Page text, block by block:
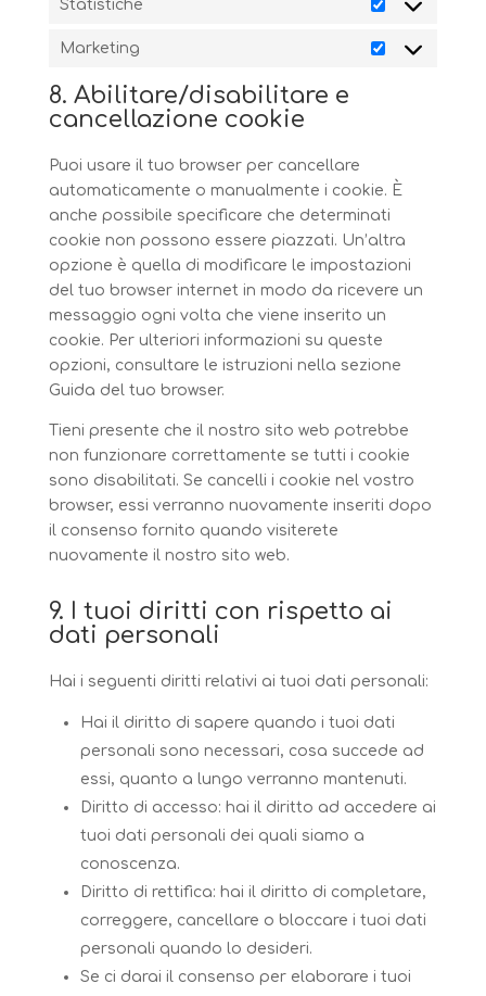
Statistiche
Statistiche
Marketing
Marketing
8. Abilitare/disabilitare e
cancellazione cookie
Puoi usare il tuo browser per cancellare
automaticamente o manualmente i cookie. È
anche possibile specificare che determinati
cookie non possono essere piazzati. Un’altra
opzione è quella di modificare le impostazioni
del tuo browser internet in modo da ricevere un
messaggio ogni volta che viene inserito un
cookie. Per ulteriori informazioni su queste
opzioni, consultare le istruzioni nella sezione
Guida del tuo browser.
Tieni presente che il nostro sito web potrebbe
non funzionare correttamente se tutti i cookie
sono disabilitati. Se cancelli i cookie nel vostro
browser, essi verranno nuovamente inseriti dopo
il consenso fornito quando visiterete
nuovamente il nostro sito web.
9. I tuoi diritti con rispetto ai
dati personali
Hai i seguenti diritti relativi ai tuoi dati personali:
Hai il diritto di sapere quando i tuoi dati
personali sono necessari, cosa succede ad
essi, quanto a lungo verranno mantenuti.
Diritto di accesso: hai il diritto ad accedere ai
tuoi dati personali dei quali siamo a
conoscenza.
Diritto di rettifica: hai il diritto di completare,
correggere, cancellare o bloccare i tuoi dati
personali quando lo desideri.
Se ci darai il consenso per elaborare i tuoi